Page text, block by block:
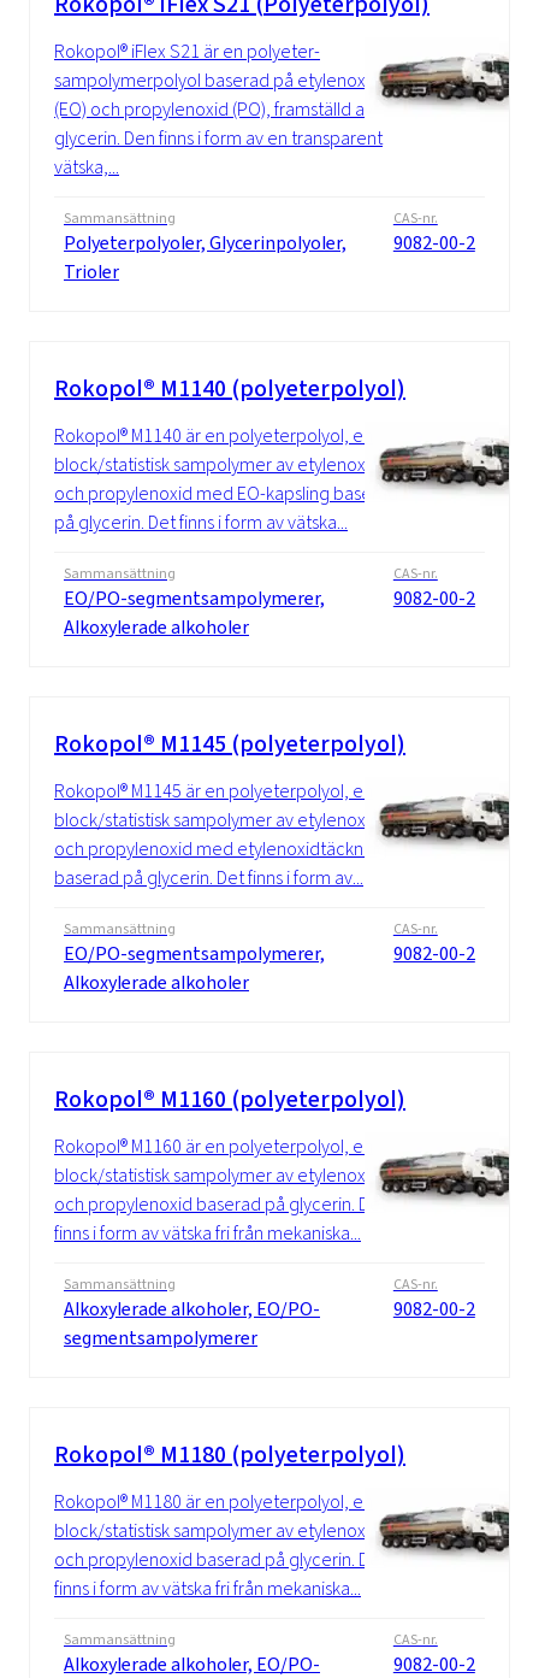
Rokopol® iFlex S21 är en polyeter-
sampolymerpolyol baserad på etylenoxid
(EO) och propylenoxid (PO), framställd av
glycerin. Den finns i form av en transparent
vätska,...
Sammansättning
Polyeterpolyoler, Glycerinpolyoler,
Trioler
CAS-nr.
9082-00-2
Rokopol® M1140 (polyeterpolyol)
Rokopol® M1140 är en polyeterpolyol, en
block/statistisk sampolymer av etylenoxid
och propylenoxid med EO-kapsling baserad
på glycerin. Det finns i form av vätska...
Sammansättning
EO/PO-segmentsampolymerer,
Alkoxylerade alkoholer
CAS-nr.
9082-00-2
Rokopol® M1145 (polyeterpolyol)
Rokopol® M1145 är en polyeterpolyol, en
block/statistisk sampolymer av etylenoxid
och propylenoxid med etylenoxidtäckning
baserad på glycerin. Det finns i form av...
Sammansättning
EO/PO-segmentsampolymerer,
Alkoxylerade alkoholer
CAS-nr.
9082-00-2
Rokopol® M1160 (polyeterpolyol)
Rokopol® M1160 är en polyeterpolyol, en
block/statistisk sampolymer av etylenoxid
och propylenoxid baserad på glycerin. Det
finns i form av vätska fri från mekaniska...
Sammansättning
Alkoxylerade alkoholer, EO/PO-
segmentsampolymerer
CAS-nr.
9082-00-2
Rokopol® M1180 (polyeterpolyol)
Rokopol® M1180 är en polyeterpolyol, en
block/statistisk sampolymer av etylenoxid
och propylenoxid baserad på glycerin. Det
finns i form av vätska fri från mekaniska...
Sammansättning
Alkoxylerade alkoholer, EO/PO-
CAS-nr.
9082-00-2